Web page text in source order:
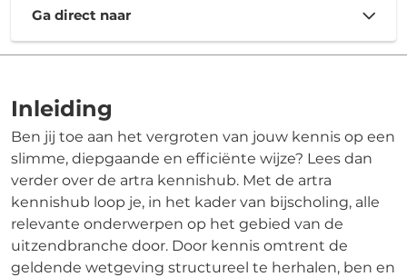
Ga direct naar
Inleiding
Ben jij toe aan het vergroten van jouw kennis op een
slimme, diepgaande en efficiënte wijze? Lees dan
verder over de artra kennishub. Met de artra
kennishub loop je, in het kader van bijscholing, alle
relevante onderwerpen op het gebied van de
uitzendbranche door. Door kennis omtrent de
geldende wetgeving structureel te herhalen, ben en